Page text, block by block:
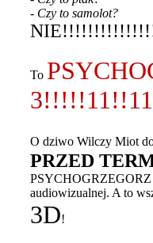
- Czy to samolot?
To
3!!!!!11!!11
O dziwo Wilczy Miot
PRZED
audiowizualnej. A to
3D!